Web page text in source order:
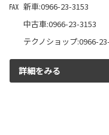
新車:0966-23-3153
中古車:0966-23-3153
テクノショップ:0966-
詳細をみる